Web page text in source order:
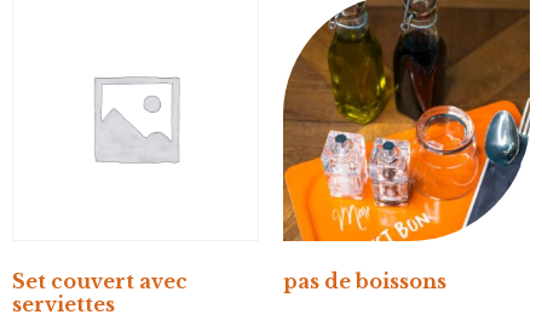
Set couvert avec
serviettes
pas de boissons